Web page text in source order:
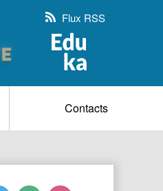
Flux RSS
Contacts